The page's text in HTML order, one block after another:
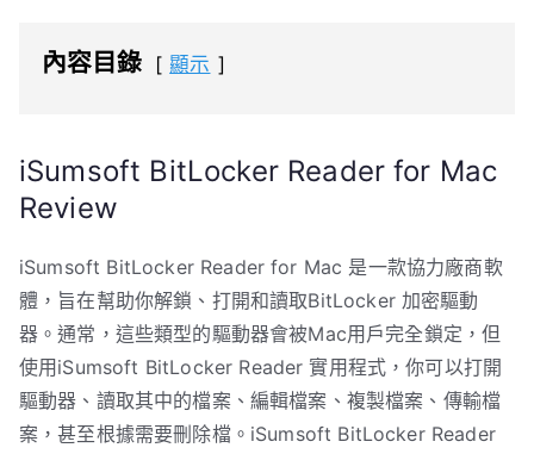
內容目錄 顯示
iSumsoft BitLocker Reader for Mac
Review
iSumsoft BitLocker Reader for Mac 是一款協力廠商軟
體，旨在幫助你解鎖、打開和讀取BitLocker 加密驅動
器。通常，這些類型的驅動器會被Mac用戶完全鎖定，但
使用iSumsoft BitLocker Reader 實用程式，你可以打開
驅動器、讀取其中的檔案、編輯檔案、複製檔案、傳輸檔
案，甚至根據需要刪除檔。iSumsoft BitLocker Reader